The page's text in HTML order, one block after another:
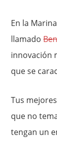
En la
llamado
innovación
que se
Tus
que no
tengan un